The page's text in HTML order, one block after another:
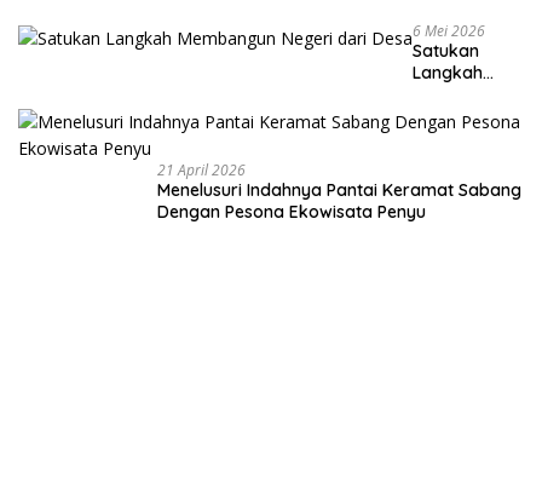
6 Mei 2026
Satukan
Langkah
Negeri dari
Desa
21 April 2026
Menelusuri Indahnya Pantai Keramat Sabang
Dengan Pesona Ekowisata Penyu